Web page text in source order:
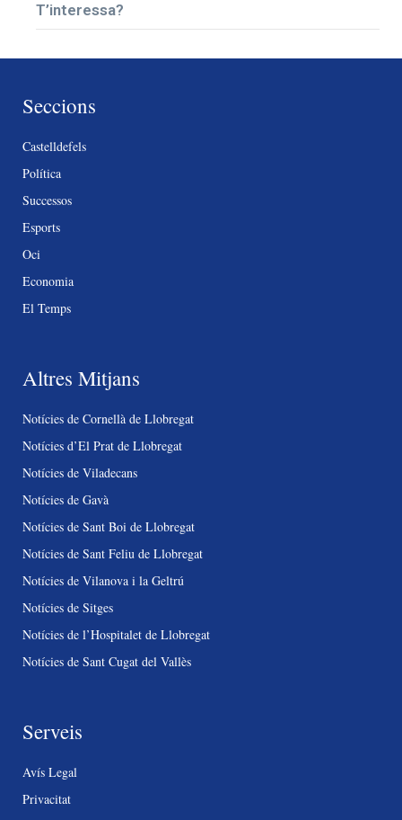
T’interessa?
Seccions
Castelldefels
Política
Successos
Esports
Oci
Economia
El Temps
Altres Mitjans
Notícies de Cornellà de Llobregat
Notícies d’El Prat de Llobregat
Notícies de Viladecans
Notícies de Gavà
Notícies de Sant Boi de Llobregat
Notícies de Sant Feliu de Llobregat
Notícies de Vilanova i la Geltrú
Notícies de Sitges
Notícies de l’Hospitalet de Llobregat
Notícies de Sant Cugat del Vallès
Serveis
Avís Legal
Privacitat